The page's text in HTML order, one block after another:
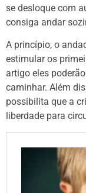
se desloque com
consiga andar
A princípio, o
estimular os
artigo eles
caminhar. Além
possibilita que a
liberdade para